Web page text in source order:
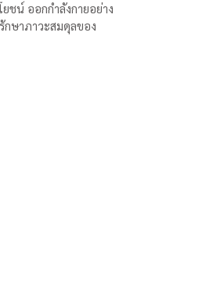
ชน์ ออกกำลังกายอย่าง
กษาภาวะสมดุลของ